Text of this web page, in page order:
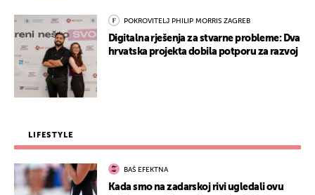
POKROVITELJ PHILIP MORRIS ZAGREB
Digitalna rješenja za stvarne probleme: Dva
hrvatska projekta dobila potporu za razvoj
LIFESTYLE
BAŠ EFEKTNA
Kada smo na zadarskoj rivi ugledali ovu